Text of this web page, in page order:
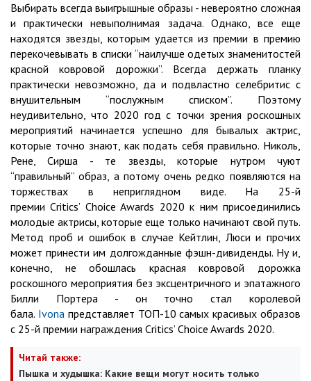
Выбирать всегда выигрышные образы - невероятно сложная
и практически невыполнимая задача. Однако, все еще
находятся звезды, которым удается из премии в премию
перекочевывать в списки “наилучше одетых знаменитостей
красной ковровой дорожки”. Всегда держать планку
практически невозможно, да и подвластно селебритис с
внушительным “послужным списком”. Поэтому
неудивительно, что 2020 год с точки зрения роскошных
мероприятий начинается успешно для бывалых актрис,
которые точно знают, как подать себя правильно. Николь,
Рене, Сирша - те звезды, которые нутром чуют
“правильный” образ, а потому очень редко появляются на
торжествах в неприглядном виде. На 25-й
премии Critics’ Choice Awards 2020 к ним присоединились
молодые актрисы, которые еще только начинают свой путь.
Метод проб и ошибок в случае Кейтлин, Люси и прочих
может принести им долгожданные фэшн-дивиденды. Ну и,
конечно, не обошлась красная ковровой дорожка
роскошного мероприятия без эксцентричного и эпатажного
Билли Портера - он точно стал королевой
бала. Ivonaпредставляет ТОП-10 самых красивых образов
с 25-й премии награждения Critics’ Choice Awards 2020.
Читай также:
Пышка и худышка: Какие вещи могут носить только